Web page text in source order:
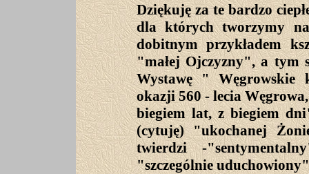
Dziękuję za te bardzo
dla których tworzymy
dobitnym przykładem
"małej Ojczyzny", a tym
Wystawę "
okazji 560 - lecia
biegiem lat, z biegiem
(cytuję) "ukochanej
twierdzi -
"szczególnie